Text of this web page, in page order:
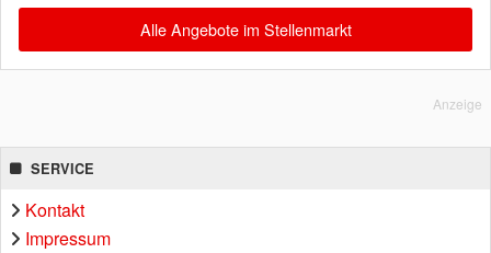
Alle Angebote im Stellenmarkt
Anzeige
SERVICE
Kontakt
Impressum